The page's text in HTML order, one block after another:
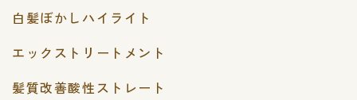
白髪ぼかしハイライト
エックストリートメント
髪質改善酸性ストレート